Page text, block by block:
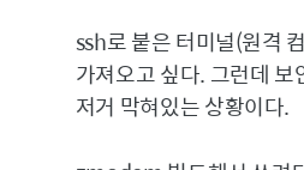
ssh로 붙은 터미널(원격
가져오고 싶다. 그런데 보
저거 막혀있는 상황이다.